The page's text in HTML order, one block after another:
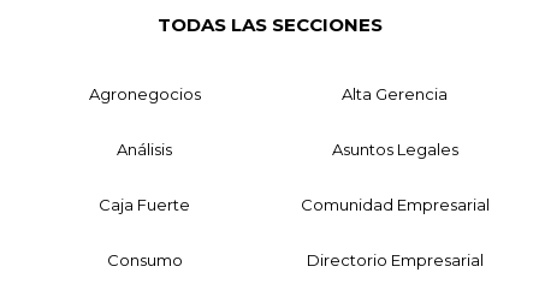
TODAS LAS SECCIONES
Agronegocios Alta Gerencia
Análisis Asuntos Legales
Caja Fuerte Comunidad Empresarial
Consumo Directorio Empresarial